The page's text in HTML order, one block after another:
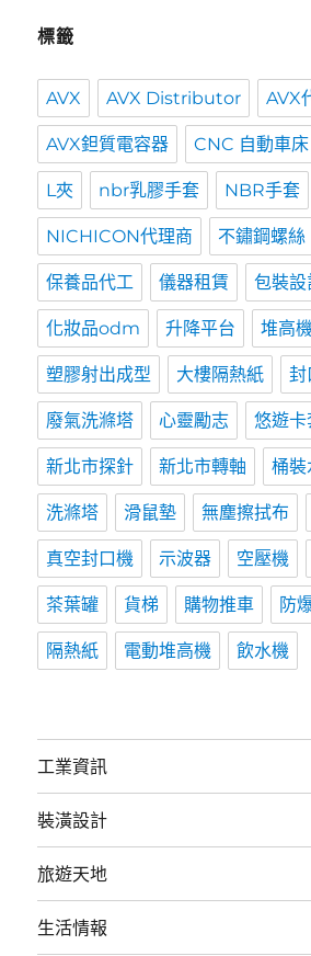
標籤
AVX AVX Distributor AVX
AVX鉭質電容器 CNC 自動車床
L夾 nbr乳膠手套 NBR手套
NICHICON代理商 不鏽鋼螺絲
保養品代工 儀器租賃 包裝設
化妝品odm 升降平台 堆高
塑膠射出成型 大樓隔熱紙 封
廢氣洗滌塔 心靈勵志 悠遊卡
新北市探針 新北市轉軸 桶裝
洗滌塔 滑鼠墊 無塵擦拭布
真空封口機 示波器 空壓機
茶葉罐 貨梯 購物推車 防
隔熱紙 電動堆高機 飲水機
工業資訊
裝潢設計
旅遊天地
生活情報